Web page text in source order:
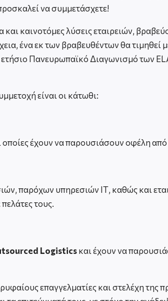
να συμμετάσχετε!
καινοτόμες λύσεις εταιρειών,
ένα εκ των βραβευθέντων θα τιμηθεί
Πανευρωπαϊκό Διαγωνισμό των
είναι οι κάτωθι:
οποίες έχουν να παρουσιάσουν οφέλη
παρόχων υπηρεσιών ΙΤ, καθώς και
τους.
Logisticsκαι έχουν να
επαγγελματίες και στελέχη